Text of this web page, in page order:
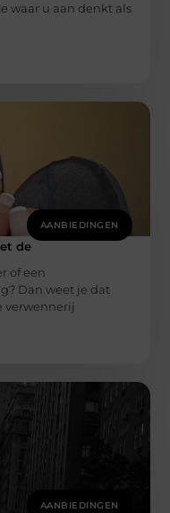
waar u aan denkt als
AANBIEDINGEN
de
of een
Dan weet je dat
verwennerij
AANBIEDINGEN